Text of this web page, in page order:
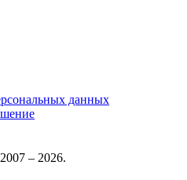
данных
– 2026.